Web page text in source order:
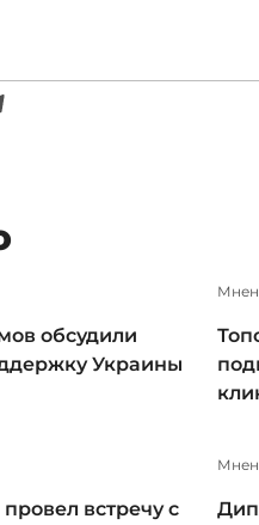
обсудили
Украины
встречу с